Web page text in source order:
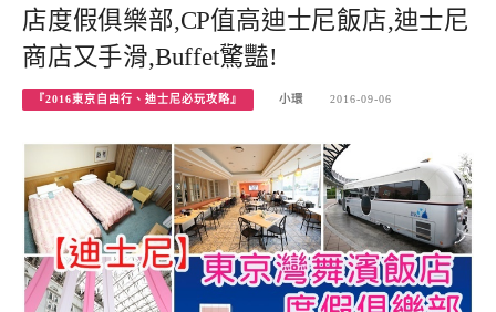
店度假俱樂部,CP值高迪士尼飯店,迪士尼
商店又手滑,Buffet驚豔!
『2016東京自由行、迪士尼必玩攻略』 小環 2016-09-06